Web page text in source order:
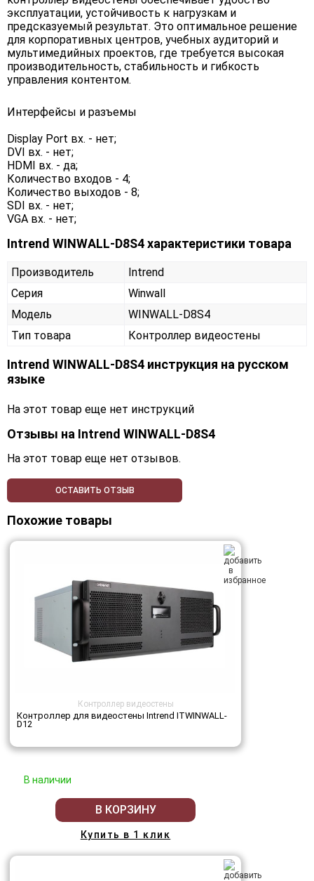
эксплуатации, устойчивость к нагрузкам и
предсказуемый результат. Это оптимальное решение
для корпоративных центров, учебных аудиторий и
мультимедийных проектов, где требуется высокая
производительность, стабильность и гибкость
управления контентом.
Интерфейсы и разъемы
Display Port вх. - нет;
DVI вх. - нет;
HDMI вх. - да;
Количество входов - 4;
Количество выходов - 8;
SDI вх. - нет;
VGA вх. - нет;
Intrend WINWALL-D8S4 характеристики товара
Производитель
Intrend
Серия
Winwall
Модель
WINWALL-D8S4
Тип товара
Контроллер видеостены
Intrend WINWALL-D8S4 инструкция на русском
языке
На этот товар еще нет инструкций
Отзывы на Intrend WINWALL-D8S4
На этот товар еще нет отзывов.
ОСТАВИТЬ ОТЗЫВ
Похожие товары
Контроллер видеостены
Контроллер для видеостены Intrend ITWINWALL-
D12
В наличии
В КОРЗИНУ
Купить в 1 клик